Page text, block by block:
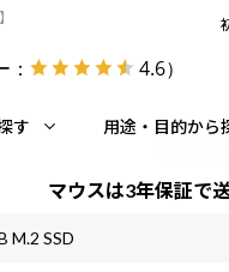
： 4.6）
す 用途・目的から
マウスは3年保証で
M.2 SSD